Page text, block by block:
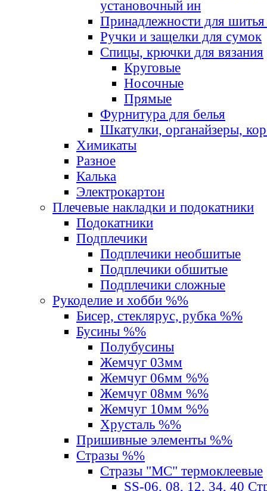
установочный ин
Принадлежности для шитья
Ручки и защелки для сумок
Спицы, крючки для вязания
Круговые
Носочные
Прямые
Фурнитура для белья
Шкатулки, органайзеры,
Химикаты
Разное
Калька
Электрокартон
Плечевые накладки и подокатники
Подокатники
Подплечики
Подплечики необшитые
Подплечики обшитые
Подплечики сложные
Рукоделие и хобби %%
Бисер, стеклярус, рубка %%
Бусины %%
Полубусины
Жемчуг 03мм
Жемчуг 06мм %%
Жемчуг 08мм %%
Жемчуг 10мм %%
Хрусталь %%
Пришивные элементы %%
Стразы %%
Стразы "MС" термоклеевые
SS-06, 08, 12, 34, 40